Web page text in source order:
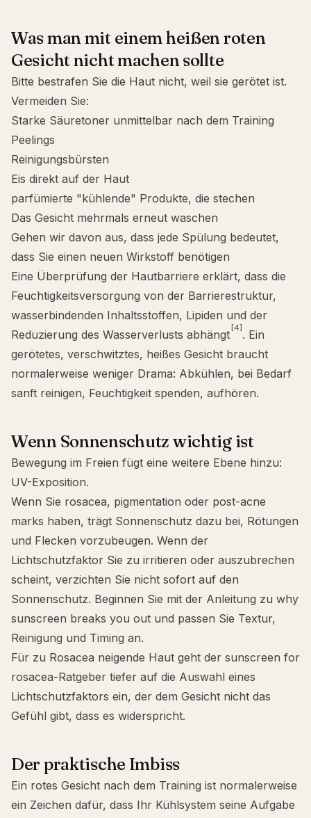
Was man mit einem heißen roten
Gesicht nicht machen sollte
Bitte bestrafen Sie die Haut nicht, weil sie gerötet ist.
Vermeiden Sie:
Starke Säuretoner unmittelbar nach dem Training
Peelings
Reinigungsbürsten
Eis direkt auf der Haut
parfümierte "kühlende" Produkte, die stechen
Das Gesicht mehrmals erneut waschen
Gehen wir davon aus, dass jede Spülung bedeutet,
dass Sie einen neuen Wirkstoff benötigen
Eine Überprüfung der Hautbarriere erklärt, dass die
Feuchtigkeitsversorgung von der Barrierestruktur,
wasserbindenden Inhaltsstoffen, Lipiden und der
Reduzierung des Wasserverlusts abhängt [4] . Ein
gerötetes, verschwitztes, heißes Gesicht braucht
normalerweise weniger Drama: Abkühlen, bei Bedarf
sanft reinigen, Feuchtigkeit spenden, aufhören.
Wenn Sonnenschutz wichtig ist
Bewegung im Freien fügt eine weitere Ebene hinzu:
UV-Exposition.
Wenn Sie rosacea, pigmentation oder post-acne
marks haben, trägt Sonnenschutz dazu bei, Rötungen
und Flecken vorzubeugen. Wenn der
Lichtschutzfaktor Sie zu irritieren oder auszubrechen
scheint, verzichten Sie nicht sofort auf den
Sonnenschutz. Beginnen Sie mit der Anleitung zu why
sunscreen breaks you out und passen Sie Textur,
Reinigung und Timing an.
Für zu Rosacea neigende Haut geht der sunscreen for
rosacea-Ratgeber tiefer auf die Auswahl eines
Lichtschutzfaktors ein, der dem Gesicht nicht das
Gefühl gibt, dass es widerspricht.
Der praktische Imbiss
Ein rotes Gesicht nach dem Training ist normalerweise
ein Zeichen dafür, dass Ihr Kühlsystem seine Aufgabe